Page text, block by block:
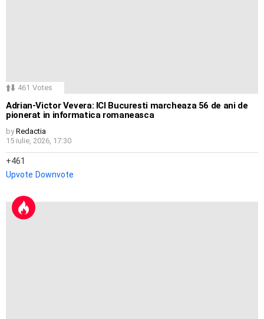
461 Votes
Adrian-Victor Vevera: ICI Bucuresti marcheaza 56 de ani de
pionerat in informatica romaneasca
by Redactia
15 iulie, 2026, 17:30
461
Upvote Downvote